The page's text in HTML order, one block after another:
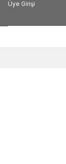
Üye Girişi